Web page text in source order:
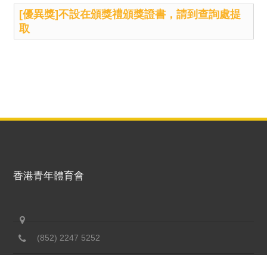
[優異獎]不設在頒獎禮頒獎證書，請到查詢處提
取
香港青年體育會
(852) 2247 5252